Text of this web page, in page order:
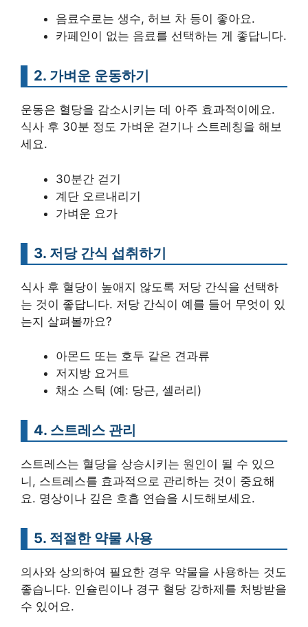
음료수로는 생수, 허브 차 등이 좋아요.
카페인이 없는 음료를 선택하는 게 좋답니다.
2. 가벼운 운동하기
운동은 혈당을 감소시키는 데 아주 효과적이에요.
식사 후 30분 정도 가벼운 걷기나 스트레칭을 해보
세요.
30분간 걷기
계단 오르내리기
가벼운 요가
3. 저당 간식 섭취하기
식사 후 혈당이 높애지 않도록 저당 간식을 선택하
는 것이 좋답니다. 저당 간식이 예를 들어 무엇이 있
는지 살펴볼까요?
아몬드 또는 호두 같은 견과류
저지방 요거트
채소 스틱 (예: 당근, 셀러리)
4. 스트레스 관리
스트레스는 혈당을 상승시키는 원인이 될 수 있으
니, 스트레스를 효과적으로 관리하는 것이 중요해
요. 명상이나 깊은 호흡 연습을 시도해보세요.
5. 적절한 약물 사용
의사와 상의하여 필요한 경우 약물을 사용하는 것도
좋습니다. 인슐린이나 경구 혈당 강하제를 처방받을
수 있어요.